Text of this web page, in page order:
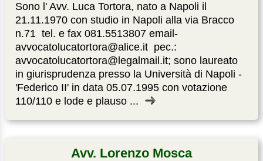
Sono l' Avv. Luca Tortora, nato a Napoli il
21.11.1970 con studio in Napoli alla via Bracco
n.71 ­ tel. e fax 081.5513807 email-
avvocatolucatortora@alice.it ­ pec.:
avvocatolucatortora@legalmail.it; sono laureato
in giurisprudenza presso la Università di Napoli ­
'Federico II' in data 05.07.1995 con votazione
110/110 e lode e plauso ...
Avv. Lorenzo Mosca